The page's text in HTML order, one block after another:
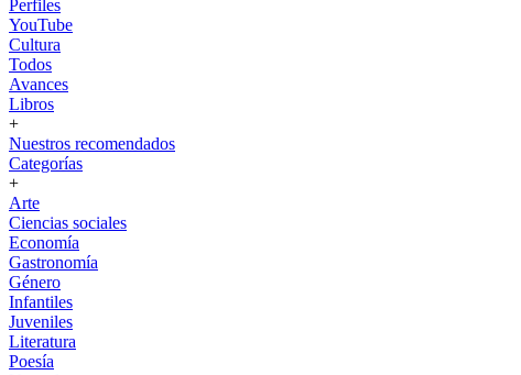
Perfiles
YouTube
Cultura
Todos
Avances
Libros
+
Nuestros recomendados
Categorías
+
Arte
Ciencias sociales
Economía
Gastronomía
Género
Infantiles
Juveniles
Literatura
Poesía